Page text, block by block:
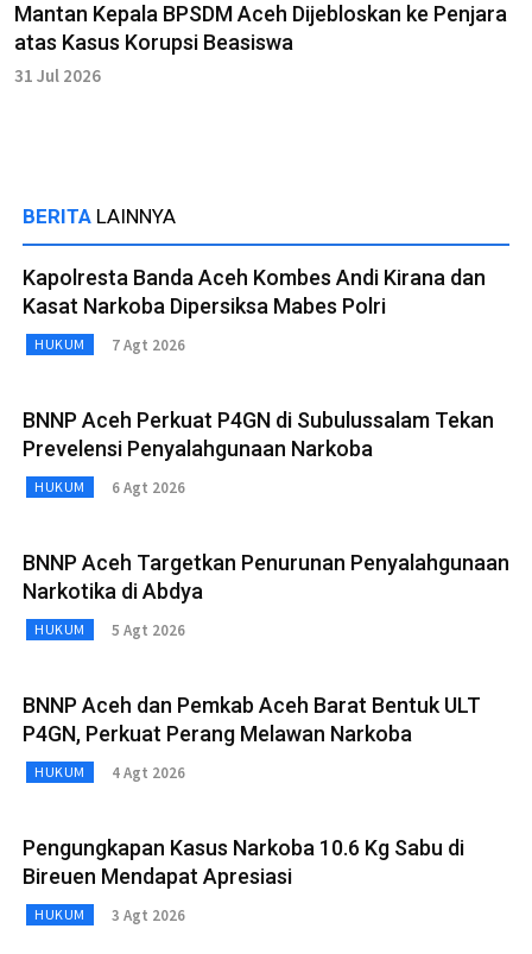
Mantan Kepala BPSDM Aceh Dijebloskan ke Penjara
atas Kasus Korupsi Beasiswa
31 Jul 2026
BERITA LAINNYA
Kapolresta Banda Aceh Kombes Andi Kirana dan
Kasat Narkoba Dipersiksa Mabes Polri
HUKUM 7 Agt 2026
BNNP Aceh Perkuat P4GN di Subulussalam Tekan
Prevelensi Penyalahgunaan Narkoba
HUKUM 6 Agt 2026
BNNP Aceh Targetkan Penurunan Penyalahgunaan
Narkotika di Abdya
HUKUM 5 Agt 2026
BNNP Aceh dan Pemkab Aceh Barat Bentuk ULT
P4GN, Perkuat Perang Melawan Narkoba
HUKUM 4 Agt 2026
Pengungkapan Kasus Narkoba 10.6 Kg Sabu di
Bireuen Mendapat Apresiasi
HUKUM 3 Agt 2026